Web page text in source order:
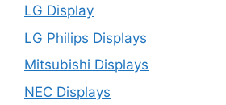
LG Display
LG Philips Displays
Mitsubishi Displays
NEC Displays